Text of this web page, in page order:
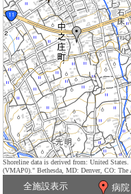
Shoreline data is derived from: United
(VMAP0)." Bethesda, MD: Denver, CO: The
全施設表示 病院